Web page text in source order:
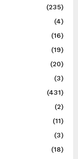
(235)
(4)
(16)
(19)
(20)
(3)
(431)
(2)
(11)
(3)
(18)